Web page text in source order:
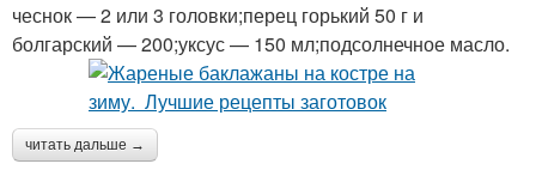
чеснок — 2 или 3 головки;перец горький 50 г и
болгарский — 200;уксус — 150 мл;подсолнечное масло.
читать дальше →